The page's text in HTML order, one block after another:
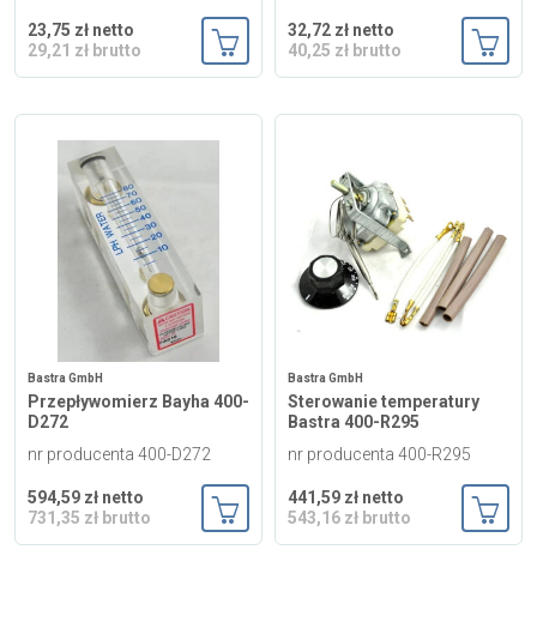
23,75 zł netto
29,21 zł brutto
Dodaj do koszyka
32,72 zł netto
40,25 zł brutto
Bastra GmbH
Przepływomierz Bayha 400-
D272
nr producenta 400-D272
594,59 zł netto
731,35 zł brutto
Dodaj do koszyka
Bastra GmbH
Sterowanie temperatury
Bastra 400-R295
nr producenta 400-R295
441,59 zł netto
543,16 zł brutto